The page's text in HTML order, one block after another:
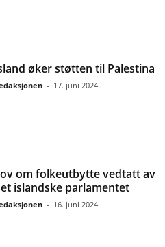
øker støtten til Palestina
- 17. juni 2024
om folkeutbytte vedtatt av
islandske parlamentet
- 16. juni 2024